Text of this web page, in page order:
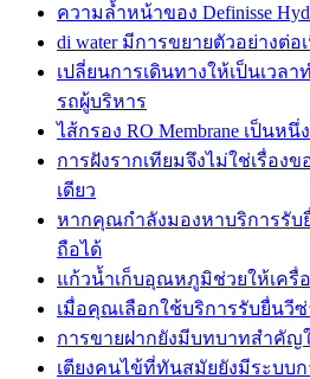
ความล้ำหน้าของ Definisse
di water มีการขยายตัวอย่างต่อ
เปลี่ยนการเดินทางให้เป็นเวล
รถผู้บริหาร
ไส้กรอง RO Membrane เป็น
การฝังรากเทียมจึงไม่ใช่เรื่อง
เดียว
หากคุณกำลังมองหาบริการรับ
ถือได้
แก้วน้ำเก็บอุณหภูมิช่วยให้เค
เมื่อคุณเลือกใช้บริการรับยื่นวีซ่
การขายฝากยังมีบทบาทสำคัญ
เตียงคนไข้ที่ทันสมัยยังมีระบบ